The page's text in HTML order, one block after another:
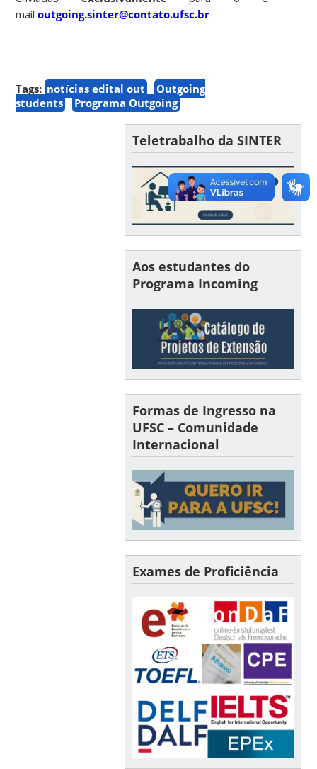
mailoutgoing.sinter@contato.ufsc.br
Tags: notícias edital out
Outgoing
students
Programa Outgoing
Teletrabalho da SINTER
Aos estudantes do
Programa Incoming
Formas de Ingresso na
UFSC – Comunidade
Internacional
Exames de Proficiência